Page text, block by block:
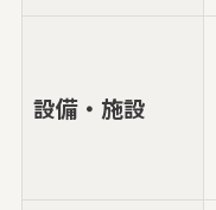
設備・施設